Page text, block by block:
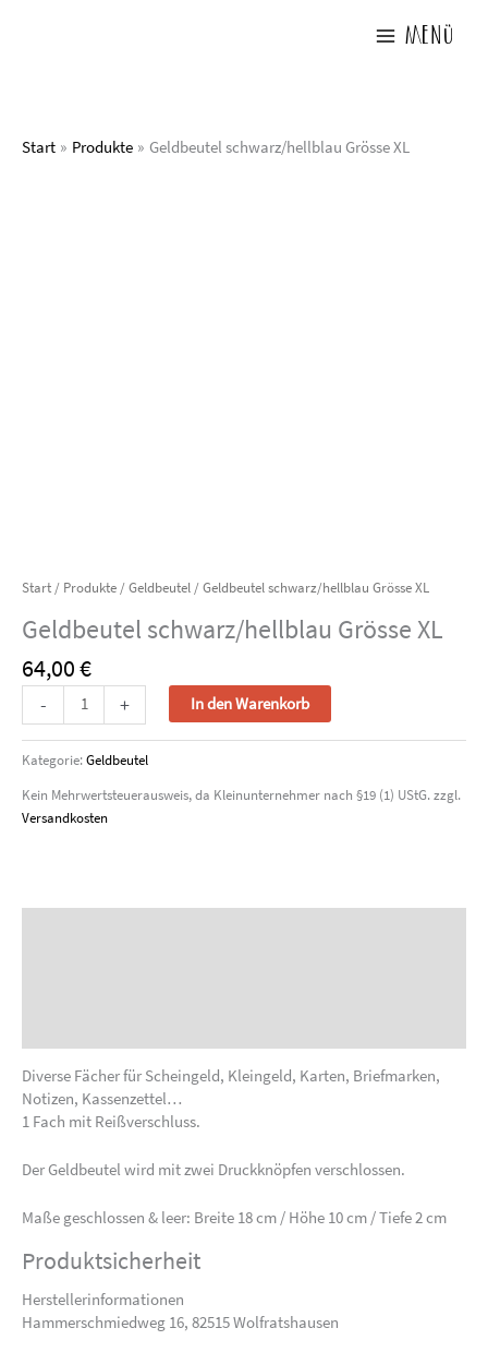
Menü
Start Produkte Geldbeutel schwarz/hellblau Grösse XL
Start / Produkte /Geldbeutel / Geldbeutel schwarz/hellblau Grösse XL
Geldbeutel schwarz/hellblau Grösse XL
64,00€
-
Geldbeutel
Grösse
XL
Menge
+ In den Warenkorb
Kategorie:Geldbeutel
Kein Mehrwertsteuerausweis, da Kleinunternehmer nach §19 (1) UStG.zzgl.
Versandkosten
Diverse Fächer für Scheingeld, Kleingeld, Karten, Briefmarken,
Notizen, Kassenzettel…
1 Fach mit Reißverschluss.
Der Geldbeutel wird mit zwei Druckknöpfen verschlossen.
Maße geschlossen & leer: Breite 18 cm / Höhe 10 cm / Tiefe 2 cm
Produktsicherheit
Herstellerinformationen
Hammerschmiedweg 16, 82515 Wolfratshausen